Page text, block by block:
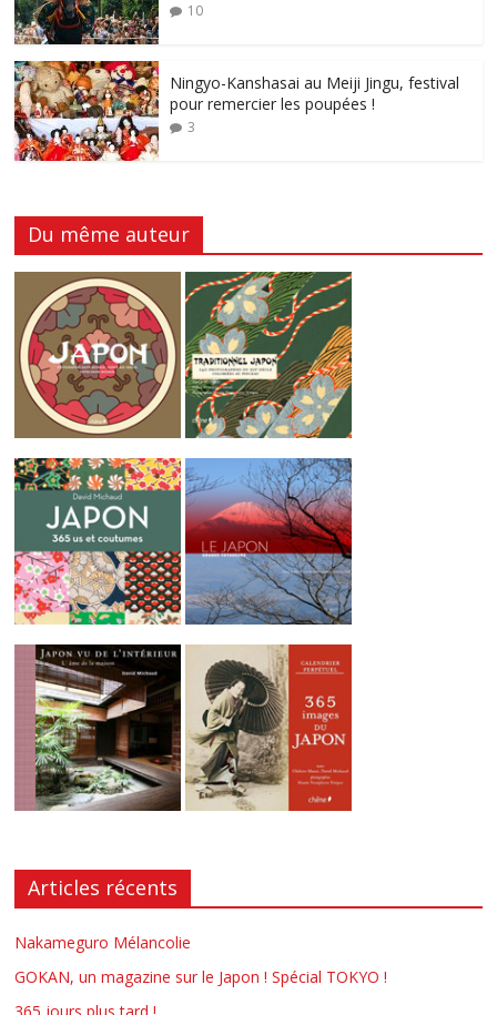
10
Ningyo-Kanshasai au Meiji Jingu, festival
pour remercier les poupées !
3
Du même auteur
Articles récents
Nakameguro Mélancolie
GOKAN, un magazine sur le Japon ! Spécial TOKYO !